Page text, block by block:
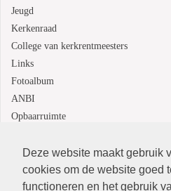
Deze website maakt gebruik
cookies om de website goed
functioneren en het gebruik
Jeugd
Kerkenraad
College van kerkrentmeesters
Links
Fotoalbum
ANBI
Opbaarruimte
Protestantsekerk.net is een
dienstenorganisatie van de